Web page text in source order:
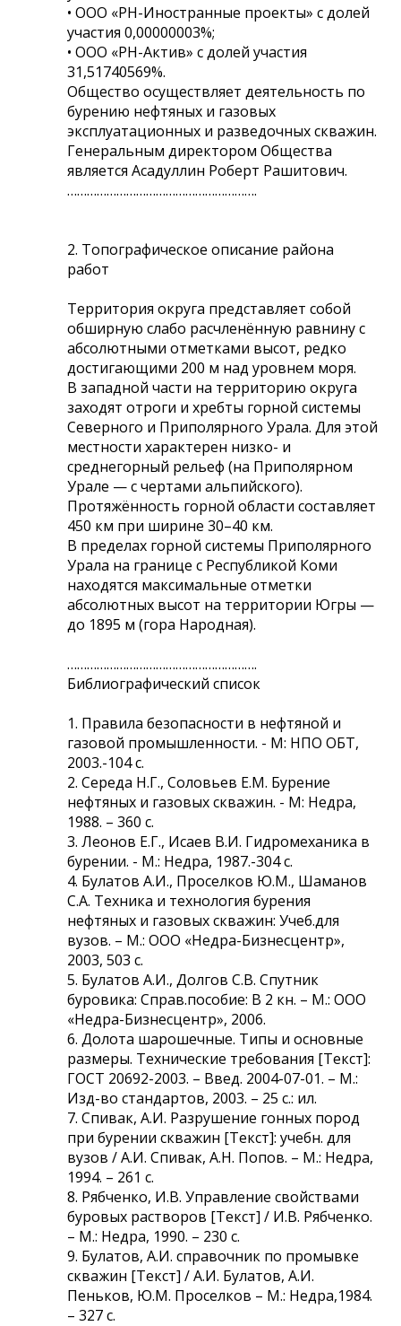
• ООО «РН-Иностранные проекты» с долей
участия 0,00000003%;
• ООО «РН-Актив» с долей участия
31,51740569%.
Общество осуществляет деятельность по
бурению нефтяных и газовых
эксплуатационных и разведочных скважин.
Генеральным директором Общества
является Асадуллин Роберт Рашитович.
………………………………………………….
2. Топографическое описание района
работ
Территория округа представляет собой
обширную слабо расчленённую равнину с
абсолютными отметками высот, редко
достигающими 200 м над уровнем моря.
В западной части на территорию округа
заходят отроги и хребты горной системы
Северного и Приполярного Урала. Для этой
местности характерен низко- и
среднегорный рельеф (на Приполярном
Урале — с чертами альпийского).
Протяжённость горной области составляет
450 км при ширине 30–40 км.
В пределах горной системы Приполярного
Урала на границе с Республикой Коми
находятся максимальные отметки
абсолютных высот на территории Югры —
до 1895 м (гора Народная).
………………………………………………….
Библиографический список
1. Правила безопасности в нефтяной и
газовой промышленности. - М: НПО ОБТ,
2003.-104 с.
2. Середа Н.Г., Соловьев Е.М. Бурение
нефтяных и газовых скважин. - М: Недра,
1988. – 360 с.
3. Леонов Е.Г., Исаев В.И. Гидромеханика в
бурении. - М.: Недра, 1987.-304 с.
4. Булатов А.И., Проселков Ю.М., Шаманов
С.А. Техника и технология бурения
нефтяных и газовых скважин: Учеб.для
вузов. – М.: ООО «Недра-Бизнесцентр»,
2003, 503 с.
5. Булатов А.И., Долгов С.В. Спутник
буровика: Справ.пособие: В 2 кн. – М.: ООО
«Недра-Бизнесцентр», 2006.
6. Долота шарошечные. Типы и основные
размеры. Технические требования [Текст]:
ГОСТ 20692-2003. – Введ. 2004-07-01. – М.:
Изд-во стандартов, 2003. – 25 с.: ил.
7. Спивак, А.И. Разрушение гонных пород
при бурении скважин [Текст]: учебн. для
вузов / А.И. Спивак, А.Н. Попов. – М.: Недра,
1994. – 261 с.
8. Рябченко, И.В. Управление свойствами
буровых растворов [Текст] / И.В. Рябченко.
– М.: Недра, 1990. – 230 с.
9. Булатов, А.И. справочник по промывке
скважин [Текст] / А.И. Булатов, А.И.
Пеньков, Ю.М. Проселков – М.: Недра,1984.
– 327 с.